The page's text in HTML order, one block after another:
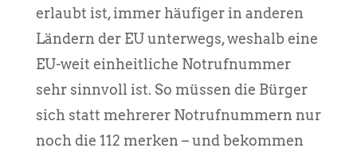
erlaubt ist, immer häufiger in anderen
Ländern der EU unterwegs, weshalb eine
EU-weit einheitliche Notrufnummer
sehr sinnvoll ist. So müssen die Bürger
sich statt mehrerer Notrufnummern nur
noch die 112 merken – und bekommen